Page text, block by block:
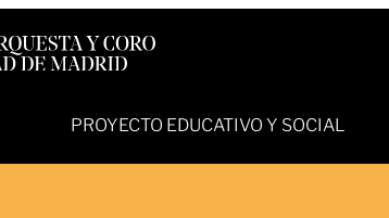
PROYECTO EDUCATIVO Y SOCIAL